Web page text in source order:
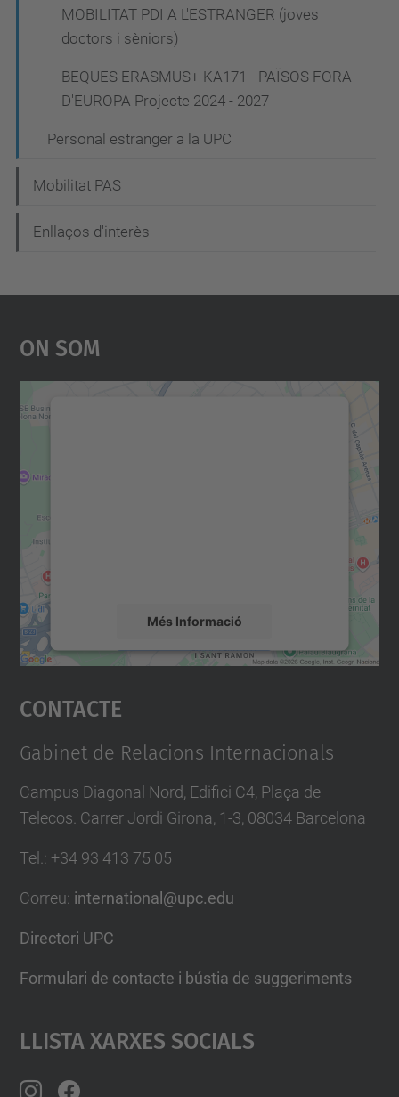
MOBILITAT PDI A L'ESTRANGER (joves
doctors i sèniors)
BEQUES ERASMUS+ KA171 - PAÏSOS FORA
D'EUROPA Projecte 2024 - 2027
Personal estranger a la UPC
Mobilitat PAS
Enllaços d'interès
On Som
Més Informació
Accepta
powered by
Contacte
Gabinet de Relacions Internacionals
Campus Diagonal Nord, Edifici C4, Plaça de
Telecos. Carrer Jordi Girona, 1-3, 08034 Barcelona
Tel. : +34 93 413 75 05
Correu: international@upc.edu
Directori UPC
Formulari de contacte i bústia de suggeriments
Llista Xarxes Socials